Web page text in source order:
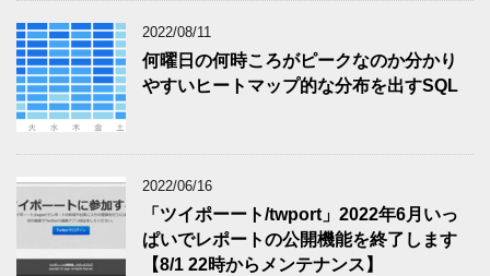
2022/08/11
何曜日の何時ころがピークなのか分かり
やすいヒートマップ的な分布を出すSQL
2022/06/16
「ツイポーート/twport」2022年6月いっ
ぱいでレポートの公開機能を終了します
【8/1 22時からメンテナンス】